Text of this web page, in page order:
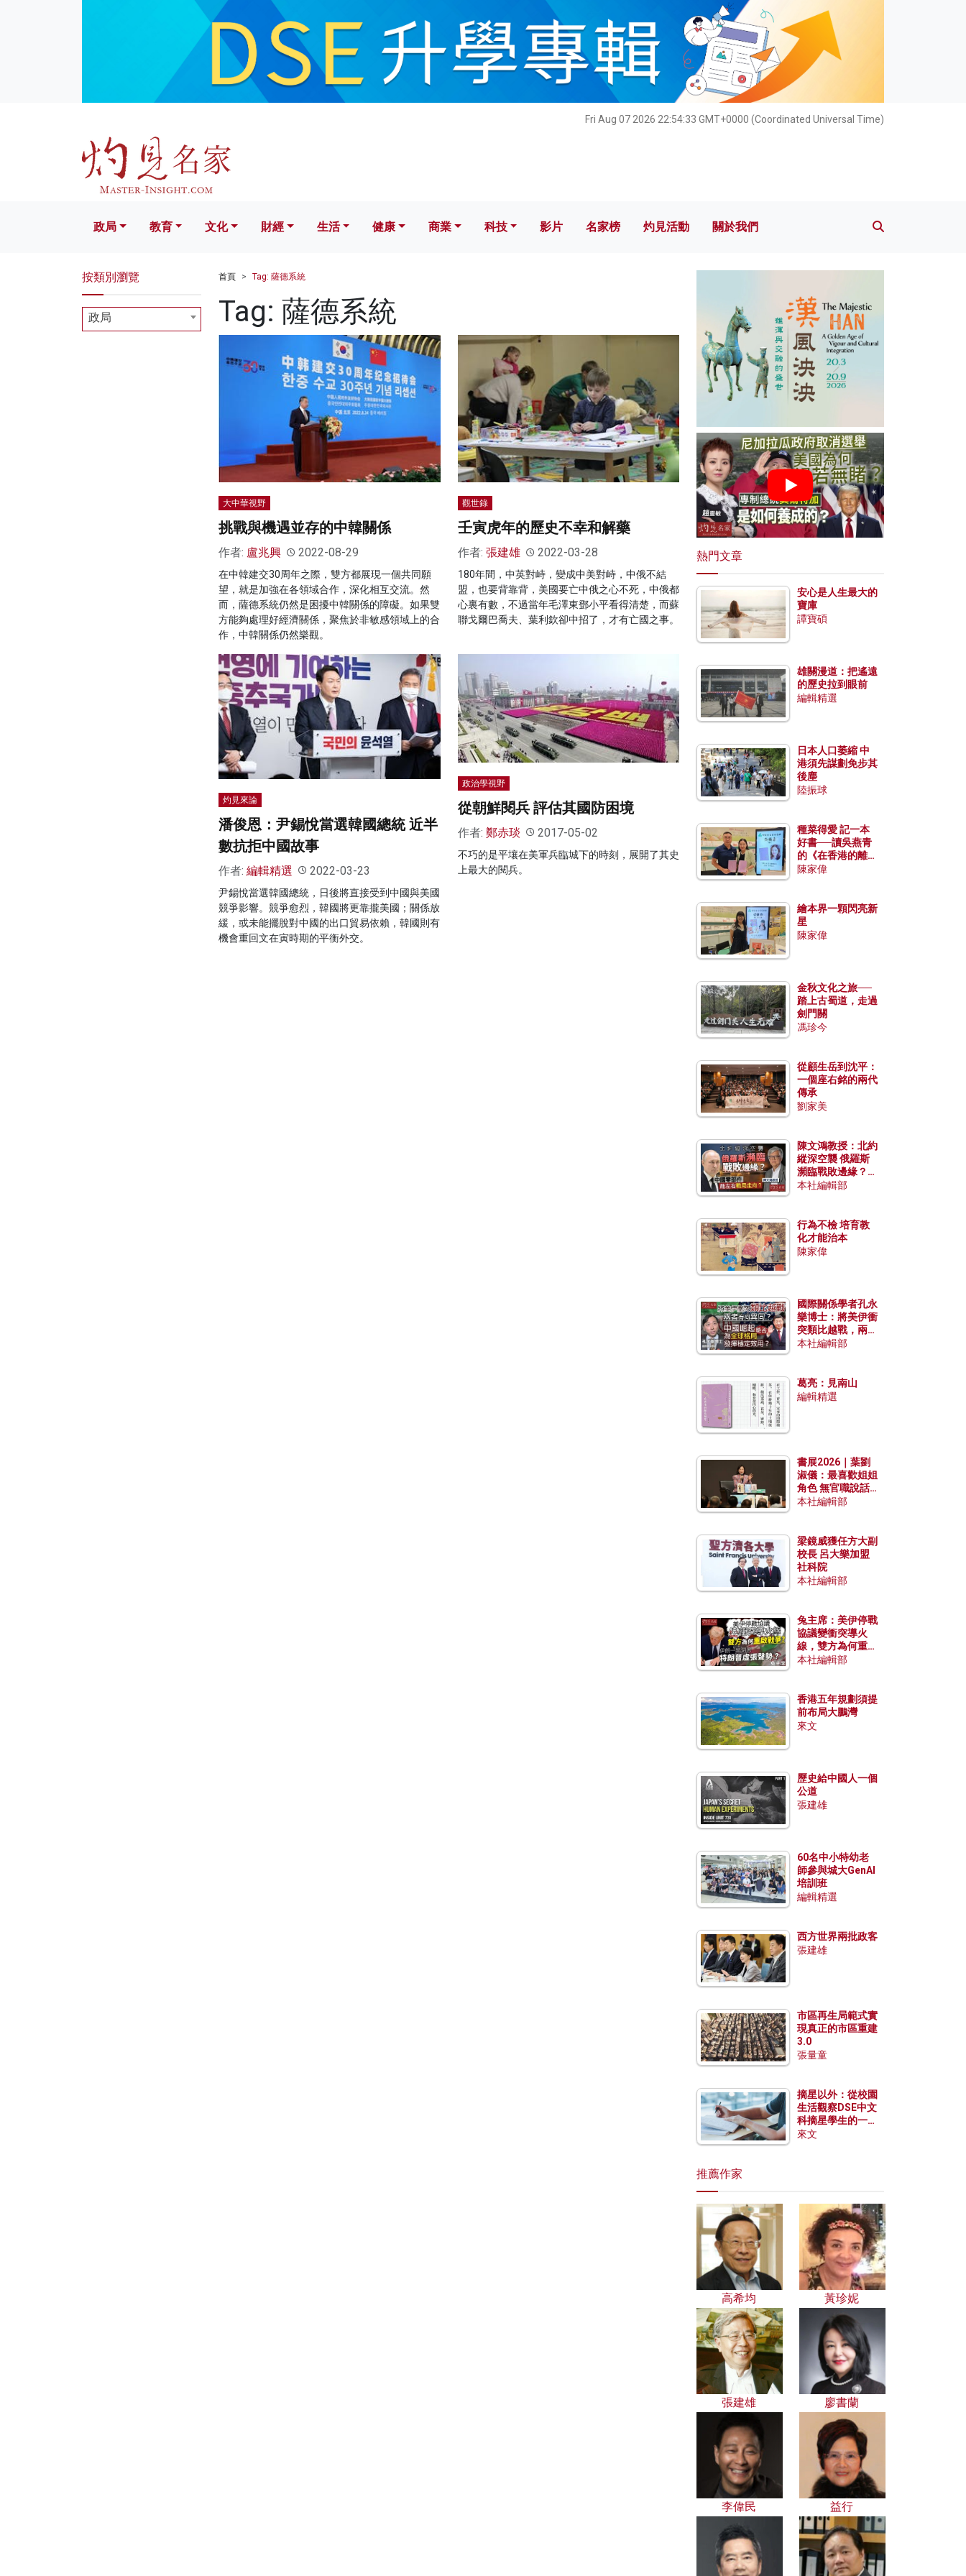
Fri Aug 07 2026 22:54:34 GMT+0000 (Coordinated Universal Time)
文化 財經 生活 健康 科技 影片 名家榜 灼見活動 關於我們
政局 教育 文化 財經 生活 健康 商業 科技 影片 名家榜 灼見活動 關於我們
首頁 Tag: 薩德系統
Tag: 薩德系統
大中華視野
挑戰與機遇並存的中韓關係
作者: 盧兆興 2022-08-29
在中韓建交30周年之際，雙方都展現一個共同願
望，就是加強在各領域合作，深化相互交流。然
而，薩德系統仍然是困擾中韓關係的障礙。如果雙
方能夠處理好經濟關係，聚焦於非敏感領域上的合
作，中韓關係仍然樂觀。
觀世錄
壬寅虎年的歷史不幸和解藥
作者: 張建雄 2022-03-28
180年間，中英對峙，變成中美對峙，中俄不結
盟，也要背靠背，美國要亡中俄之心不死，中俄都
心裏有數，不過當年毛澤東鄧小平看得清楚，而蘇
聯戈爾巴喬夫、葉利欽卻中招了，才有亡國之事。
灼見來論
潘俊恩：尹錫悅當選韓國總統 近半
數抗拒中國故事
作者: 編輯精選 2022-03-23
尹錫悅當選韓國總統，日後將直接受到中國與美國
競爭影響。競爭愈烈，韓國將更靠攏美國；關係放
緩，或未能擺脫對中國的出口貿易依賴，韓國則有
機會重回文在寅時期的平衡外交。
政治學視野
從朝鮮閱兵 評估其國防困境
作者: 鄭赤琰 2017-05-02
不巧的是平壤在美軍兵臨城下的時刻，展開了其史
上最大的閱兵。
按類別瀏覽
政局
熱門文章
安心是人生最大的
寶庫
譚寶碩
雄關漫道：把遙遠
的歷史拉到眼前
編輯精選
日本人口萎縮 中
港須先謀劃免步其
後塵
陸振球
種菜得愛 記一本
好書──讀吳燕青
的《在香港的離島
種菜》
陳家偉
繪本界一顆閃亮新
星
陳家偉
金秋文化之旅──
踏上古蜀道，走過
劍門關
馮珍今
從顧生岳到沈平：
一個座右銘的兩代
傳承
劉家美
陳文鴻教授：北約
縱深空襲 俄羅斯
瀕臨戰敗邊緣？中
國零部件能左右戰
本社編輯部
行為不檢 培育教
化才能治本
陳家偉
國際關係學者孔永
樂博士：將美伊衝
突類比越戰，兩者
有何異同？中國崛
本社編輯部
葛亮：見南山
編輯精選
書展2026｜葉劉
淑儀：最喜歡姐姐
角色 無官職說話
包袱少
本社編輯部
梁鏡威獲任方大副
校長 呂大樂加盟
社科院
本社編輯部
兔主席：美伊停戰
協議變衝突導火
線，雙方為何重啟
戰爭？伊朗一早洞
本社編輯部
香港五年規劃須提
前布局大鵬灣
來文
歷史給中國人一個
公道
張建雄
60名中小特幼老
師參與城大GenAI
培訓班
編輯精選
西方世界兩批政客
張建雄
市區再生局範式實
現真正的市區重建
3.0
張量童
摘星以外：從校園
生活觀察DSE中文
科摘星學生的一點
特質
來文
推薦作家
高希均 黃珍妮
張建雄 廖書蘭
李偉民 益行